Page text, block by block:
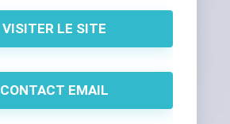
VISITER LE SITE
CONTACT EMAIL